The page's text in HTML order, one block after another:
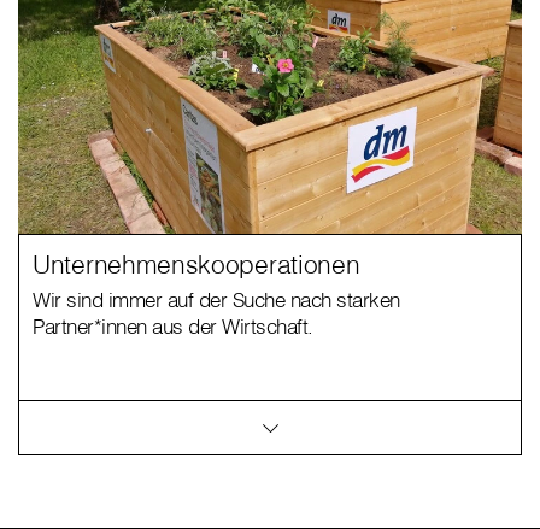
Unternehmenskooperationen
Wir sind immer auf der Suche nach starken
Partner*innen aus der Wirtschaft.